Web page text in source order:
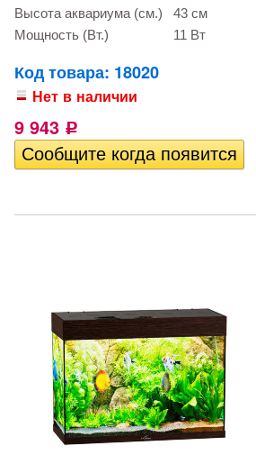
Высота аквариума (см.)
43 см
Мощность (Вт.)
11 Вт
Код товара: 18020
Нет в наличии
9 943 Р